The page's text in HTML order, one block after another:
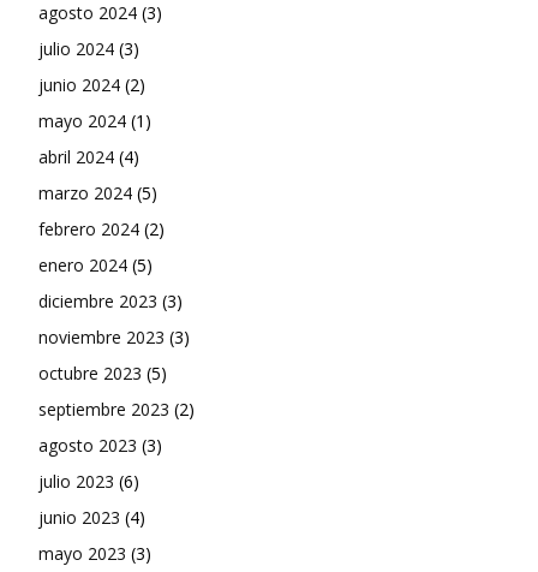
agosto 2024 (3)
julio 2024 (3)
junio 2024 (2)
mayo 2024 (1)
abril 2024 (4)
marzo 2024 (5)
febrero 2024 (2)
enero 2024 (5)
diciembre 2023 (3)
noviembre 2023 (3)
octubre 2023 (5)
septiembre 2023 (2)
agosto 2023 (3)
julio 2023 (6)
junio 2023 (4)
mayo 2023 (3)